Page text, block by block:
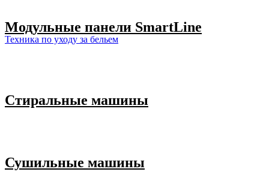
Модульные панели SmartLine
Техника по уходу за бельем
Стиральные машины
Сушильные машины